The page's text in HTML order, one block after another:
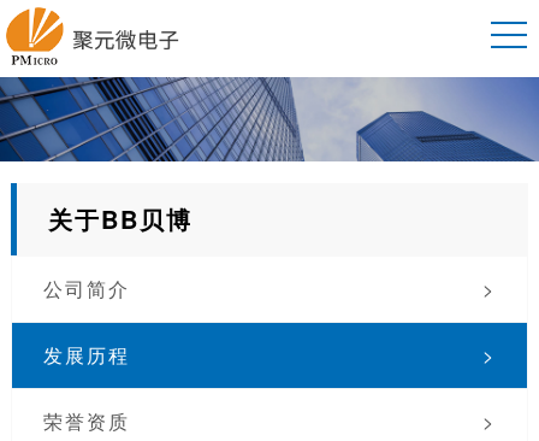
关于BB贝博
公司简介 >
发展历程 >
荣誉资质 >